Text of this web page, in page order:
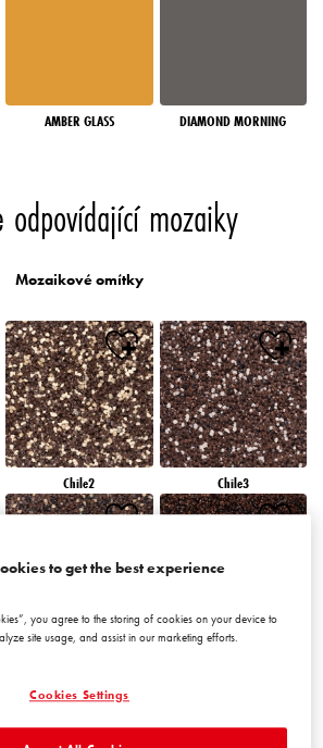
AMBER GLASS DIAMOND MORNING
odpovídající mozaiky
Mozaikové omítky
Chile2 Chile3
to get the best experience
you agree to the storing of cookies on your device to
site usage, and assist in our marketing efforts.
Cookies Settings